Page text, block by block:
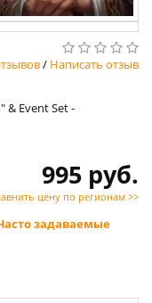
/ Написать отзыв
& Event Set -
995 руб.
цену по регионам >>
задаваемые